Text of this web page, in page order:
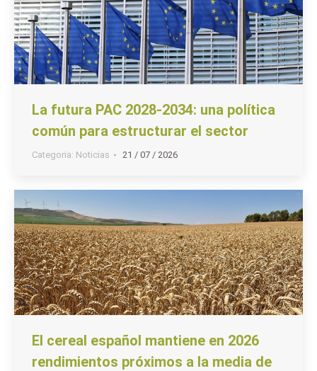
La futura PAC 2028-2034: una política
común para estructurar el sector
Categoria: Noticias 21 / 07 / 2026
El cereal español mantiene en 2026
rendimientos próximos a la media de